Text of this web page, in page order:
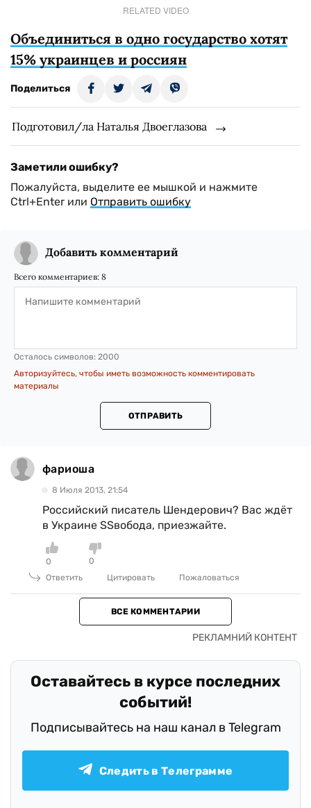
RELATED VIDEO
Объединиться в одно государство хотят
15% украинцев и россиян
Поделиться
Подготовил/ла Наталья Двоеглазова
Заметили ошибку?
Пожалуйста, выделите ее мышкой и нажмите
Ctrl+Enter или Отправить ошибку
Добавить комментарий
Всего комментариев: 8
Осталось символов: 2000
Авторизуйтесь, чтобы иметь возможность комментировать
материалы
ОТПРАВИТЬ
фариоша
8 Июля 2013, 21:54
Российский писатель Шендерович? Вас ждёт
в Украине SSвобода, приезжайте.
0
0
Ответить
Цитировать Пожаловаться
ВСЕ КОММЕНТАРИИ
Оставайтесь в курсе последних
событий!
Подписывайтесь на наш канал в Telegram
Следить в Телеграмме